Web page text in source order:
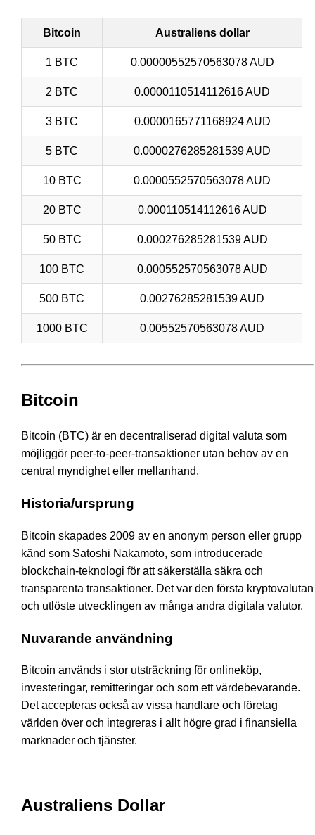
Bitcoin Australiens dollar
1 BTC 0.00000552570563078 AUD
2 BTC 0.0000110514112616 AUD
3 BTC 0.0000165771168924 AUD
5 BTC 0.0000276285281539 AUD
10 BTC 0.0000552570563078 AUD
20 BTC 0.000110514112616 AUD
50 BTC 0.000276285281539 AUD
100 BTC 0.000552570563078 AUD
500 BTC 0.00276285281539 AUD
1000 BTC 0.00552570563078 AUD
Bitcoin
Bitcoin (BTC) är en decentraliserad digital valuta som
möjliggör peer-to-peer-transaktioner utan behov av en
central myndighet eller mellanhand.
Historia/ursprung
Bitcoin skapades 2009 av en anonym person eller grupp
känd som Satoshi Nakamoto, som introducerade
blockchain-teknologi för att säkerställa säkra och
transparenta transaktioner. Det var den första kryptovalutan
och utlöste utvecklingen av många andra digitala valutor.
Nuvarande användning
Bitcoin används i stor utsträckning för onlineköp,
investeringar, remitteringar och som ett värdebevarande.
Det accepteras också av vissa handlare och företag
världen över och integreras i allt högre grad i finansiella
marknader och tjänster.
Australiens Dollar